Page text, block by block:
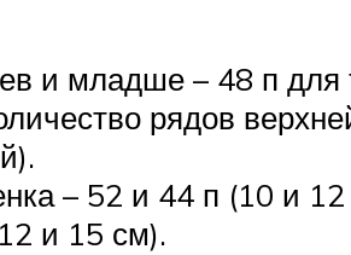
и младше – 48 п для
рядов
– 52 и 44 п (10 и
и 15 см).